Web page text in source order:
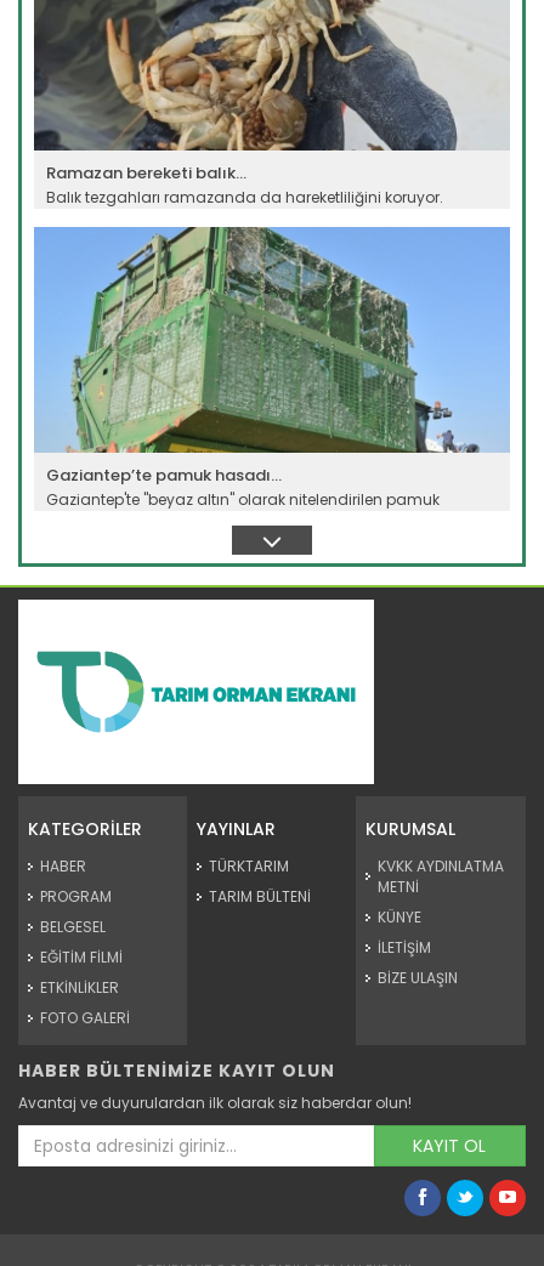
Ramazan bereketi balık...
Balık tezgahları ramazanda da hareketliliğini koruyor.
Devamını Oku ->
Gaziantep’te pamuk hasadı...
Gaziantep'te "beyaz altın" olarak nitelendirilen pamuk
Zeytin...
Ağrı’da kavunlar tezgâha...
Ağrı'da çiftçilerin geçim kaynağı olan kavunların hasadı
başladı....
Devamını Oku ->
KATEGORİLER
HABER
PROGRAM
BELGESEL
EĞİTİM FİLMİ
ETKİNLİKLER
FOTO GALERİ
YAYINLAR
TÜRKTARIM
TARIM BÜLTENİ
KURUMSAL
KVKK AYDINLATMA
METNİ
KÜNYE
İLETİŞİM
BİZE ULAŞIN
HABER BÜLTENİMİZE KAYIT OLUN
Avantaj ve duyurulardan ilk olarak siz haberdar olun!
KAYIT OL